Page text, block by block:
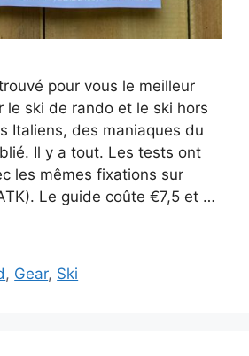
pour vous le meilleur
le ski de rando et le ski hors
Italiens, des maniaques du
Il y a tout. Les tests ont
les mêmes fixations sur
Le guide coûte €7,5 et …
, Gear, Ski